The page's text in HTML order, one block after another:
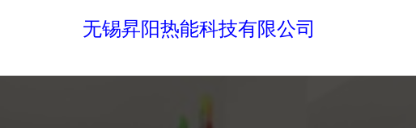
无锡昇阳热能科技有限公司